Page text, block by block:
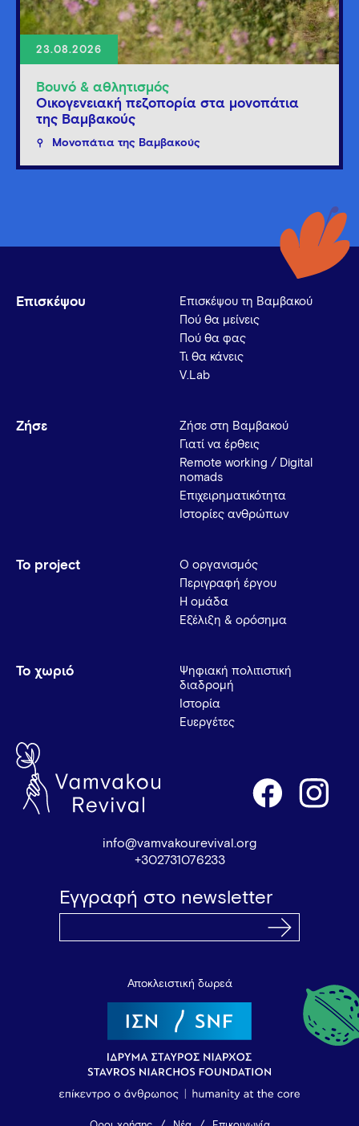
23.08.2026
Βουνό & αθλητισμός
Οικογενειακή πεζοπορία στα μονοπάτια
της Βαμβακούς
Μονοπάτια της Βαμβακούς
Επισκέψου
Επισκέψου τη Βαμβακού
Πού θα μείνεις
Πού θα φας
Τι θα κάνεις
V.Lab
Ζήσε
Ζήσε στη Βαμβακού
Γιατί να έρθεις
Remote working / Digital
nomads
Επιχειρηματικότητα
Ιστορίες ανθρώπων
Το project
Ο οργανισμός
Περιγραφή έργου
Η ομάδα
Εξέλιξη & ορόσημα
Το χωριό
Ψηφιακή πολιτιστική
διαδρομή
Ιστορία
Ευεργέτες
info@vamvakourevival.org
+302731076233
Εγγραφή στο newsletter
Αποκλειστική δωρεά